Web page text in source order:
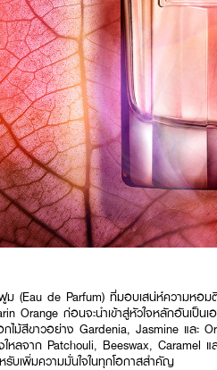
ม (Eau de Parfum) ที่มอบเสน่ห์ความหอ
Orange ก่อนจะนำเข้าสู่หัวใจหลักอันเ
ไม้สีขาวอย่าง Gardenia, Jasmine และ
หลจาก Patchouli, Beeswax, Caramel
รับเพิ่มความมั่นใจในทุกโอกาสสำคัญ